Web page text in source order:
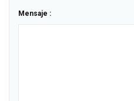
Mensaje :